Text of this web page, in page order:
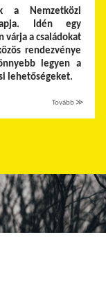
a Nemzetközi
Idén egy
várja a családokat
rendezvénye
legyen a
lehetőségeket.
Tovább ≫